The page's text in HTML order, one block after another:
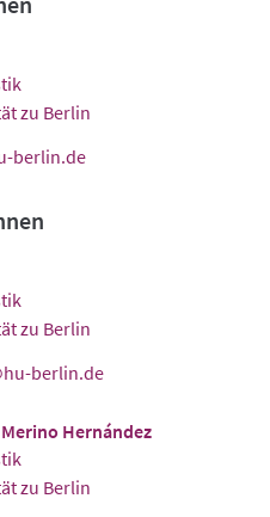
zu Berlin
berlin.de
zu Berlin
berlin.de
Hernández
zu Berlin